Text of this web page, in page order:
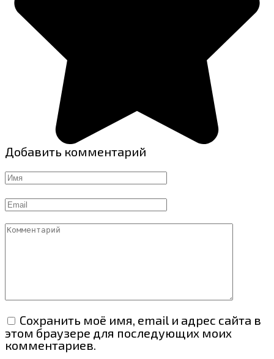
Добавить комментарий
Имя
Email
Комментарий
Сохранить моё имя, email и адрес сайта в
этом браузере для последующих моих
комментариев.